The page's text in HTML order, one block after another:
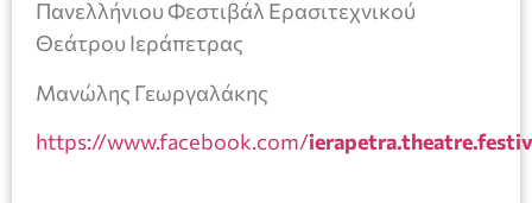
Πανελλήνιου Φεστιβάλ Ερασιτεχνικού
Θεάτρου Ιεράπετρας
Μανώλης Γεωργαλάκης
https://www.facebook.com/